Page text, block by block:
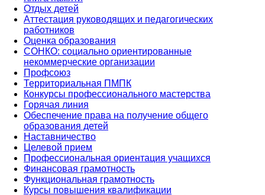
Отдых детей
Аттестация руководящих и педагогических
работников
Оценка образования
СОНКО: социально ориентированные
некоммерческие организации
Профсоюз
Территориальная ПМПК
Конкурсы профессионального мастерства
Горячая линия
Обеспечение права на получение общего
образования детей
Наставничество
Целевой прием
Профессиональная ориентация учащихся
Финансовая грамотность
Функциональная грамотность
Курсы повышения квалификации